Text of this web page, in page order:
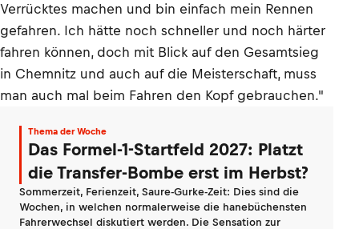
Verrücktes machen und bin einfach mein Rennen
gefahren. Ich hätte noch schneller und noch härter
fahren können, doch mit Blick auf den Gesamtsieg
in Chemnitz und auch auf die Meisterschaft, muss
man auch mal beim Fahren den Kopf gebrauchen."
Thema der Woche
Das Formel-1-Startfeld 2027: Platzt
die Transfer-Bombe erst im Herbst?
Sommerzeit, Ferienzeit, Saure-Gurke-Zeit: Dies sind die
Wochen, in welchen normalerweise die hanebüchensten
Fahrerwechsel diskutiert werden. Die Sensation zur